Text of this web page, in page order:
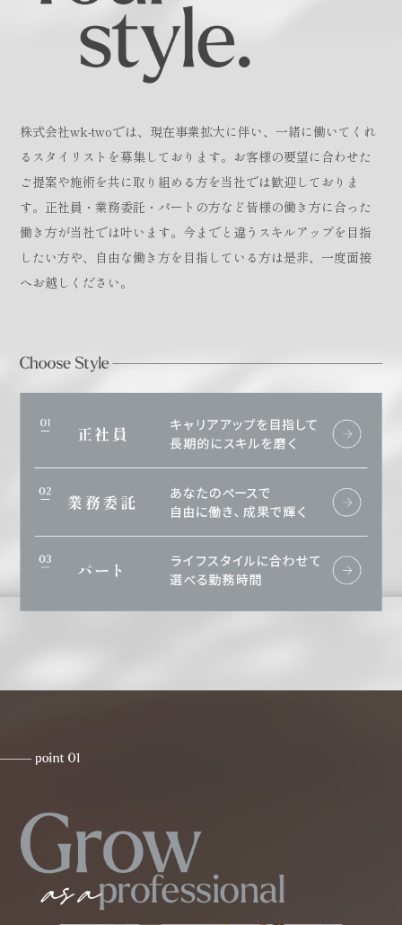
株式会社wk-twoでは、現在事業拡大に伴い、一緒に働いてくれ
るスタイリストを募集しております。お客様の要望に合わせた
ご提案や施術を共に取り組める方を当社では歓迎しておりま
す。正社員・業務委託・パートの方など皆様の働き方に合った
働き方が当社では叶います。今までと違うスキルアップを目指
したい方や、自由な働き方を目指している方は是非、一度面接
へお越しください。